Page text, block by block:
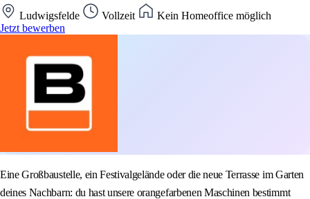
Ludwigsfelde Vollzeit
Kein Homeoffice möglich
Jetzt bewerben
Eine Großbaustelle, ein Festivalgelände oder die neue Terrasse im Garten
deines Nachbarn: du hast unsere orangefarbenen Maschinen bestimmt